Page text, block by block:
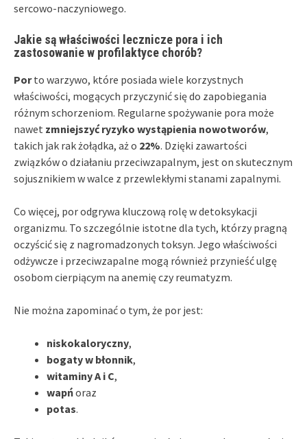
sercowo-naczyniowego.
Jakie są właściwości lecznicze pora i ich
zastosowanie w profilaktyce chorób?
Porto warzywo, które posiada wiele korzystnych
właściwości, mogących przyczynić się do zapobiegania
różnym schorzeniom. Regularne spożywanie pora może
nawet zmniejszyć ryzyko wystąpienia nowotworów,
takich jak rak żołądka, aż o 22%. Dzięki zawartości
związków o działaniu przeciwzapalnym, jest on skutecznym
sojusznikiem w walce z przewlekłymi stanami zapalnymi.
Co więcej, por odgrywa kluczową rolę w detoksykacji
organizmu. To szczególnie istotne dla tych, którzy pragną
oczyścić się z nagromadzonych toksyn. Jego właściwości
odżywcze i przeciwzapalne mogą również przynieść ulgę
osobom cierpiącym na anemię czy reumatyzm.
Nie można zapominać o tym, że por jest:
niskokaloryczny,
bogaty w błonnik,
witaminy A i C,
wapńoraz
potas.